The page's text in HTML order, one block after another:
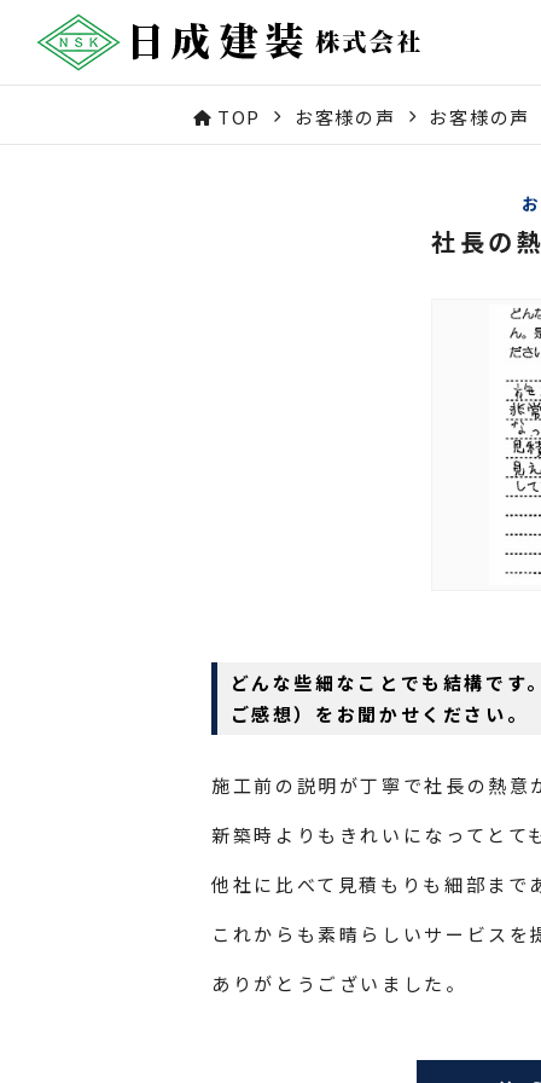
TOP お客様の声 お客様の
社長の
どんな些細なことでも結構です
ご感想）をお聞かせください。
施工前の説明が丁寧で社長の熱意
新築時よりもきれいになってとて
他社に比べて見積もりも細部ま
これからも素晴らしいサービスを
ありがとうございました。